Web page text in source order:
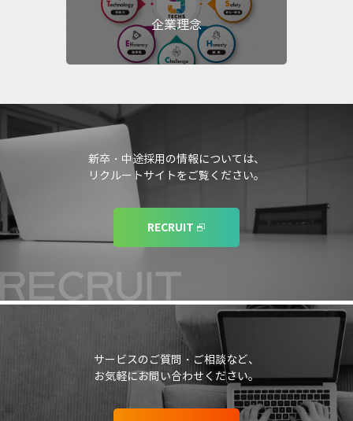
企業理念
新卒・中途採用の情報については、
リクルートサイトをご覧ください。
RECRUIT
サービスのご質問・ご相談など、
お気軽にお問い合わせください。